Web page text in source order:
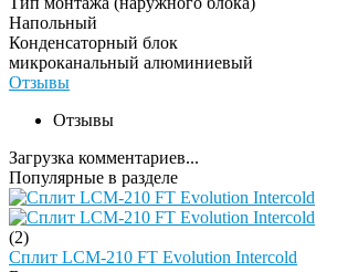
Напольный
Конденсаторный блок
микроканальный алюминиевый
Отзывы
Отзывы
Загрузка комментариев...
Популярные в разделе
(2)
Сплит LCM-210 FT Evolution Intercold